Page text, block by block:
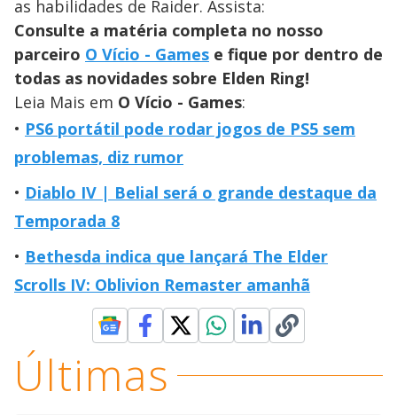
as habilidades de Raider. Assista:
Consulte a matéria completa no nosso
parceiro O Vício - Games e fique por dentro de
todas as novidades sobre Elden Ring!
Leia Mais em O Vício - Games:
PS6 portátil pode rodar jogos de PS5 sem
problemas, diz rumor
Diablo IV | Belial será o grande destaque da
Temporada 8
Bethesda indica que lançará The Elder
Scrolls IV: Oblivion Remaster amanhã
Últimas